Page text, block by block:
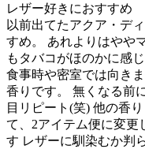
レザー好きにおすすめ
以前出てたアクア・デ
すめ。 あれよりはやや
もタバコがほのかに感
食事時や密室では向き
香りです。 無くなる前
目リピート(笑) 他の香
て、2アイテム便に変更
す レザーに馴染むか判